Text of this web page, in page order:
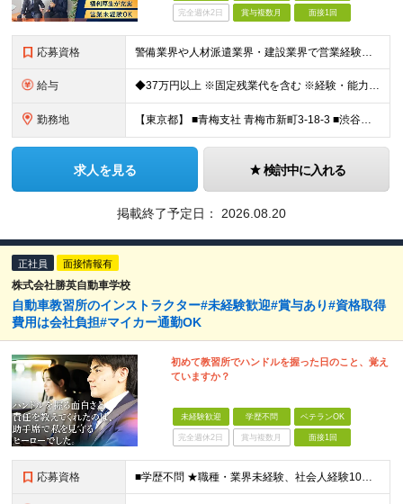
完全週休2日 賞与複数月 面接1回
応募資格 警備業界や人材派遣業界・建設業界で営業経験がある方歓迎！ 管理職経験も活かせます◎ 【具体的には】 業界・職種未経験の方歓迎 ★要普通免許 ★学歴不問
給与 ◆37万円以上 ※固定残業代を含む ※経験・能力を考慮 ※決算賞与あり 【固定残業代】14万円/45時間 ※固定残業代は残業がない場合も支給し、超過分は別途支給する ※超過分は別途全額支給 ・一律手
勤務地 【東京都】 ■青梅支社 青梅市新町3-18-3 ■渋谷支社 渋谷区渋谷1-6-5 ■新宿支社 新宿区新宿3-11-10 ■池袋支社 豊島区東池袋1-35-5 ■両国支社 墨田区江東橋1-12-8KDビ
求人を見る 検討中に入れる
掲載終了予定日： 2026.08.20
正社員 面接情報有
株式会社勝英自動車学校
自動車教習所のインストラクター#未経験歓迎#賞与あり#資格取得
費用は会社負担#マイカー通勤OK
初めて教習所でハンドルを握った日のこと、覚え
ていますか？
未経験歓迎 学歴不問 ベテランOK
完全週休2日 賞与複数月 面接1回
応募資格 ■学歴不問 ★職種・業界未経験、社会人経験10年以上の方も大歓迎 ■普通自動車運転免許をお持ちの方 ★AT限定免許でも応募可能です。入社後に限定解除をします。 経歴や年齢は問いません。 実際に未経験